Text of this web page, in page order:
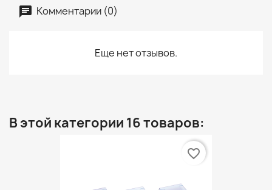
Комментарии (0)
Еще нет отзывов.
В этой категории 16 товаров:
favorite_border